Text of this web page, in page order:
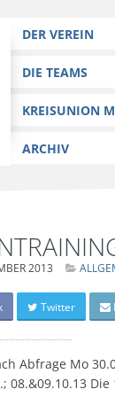
DER VEREIN
DIE TEAMS
KREISUNION
ARCHIV
2013 LETZTE
15.
MÄRZ
2024
06:40
Twitter
Abfrage Mo
08.&09.10.13